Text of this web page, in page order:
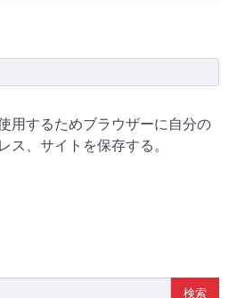
用するためブラウザーに自分の
ス、サイトを保存する。